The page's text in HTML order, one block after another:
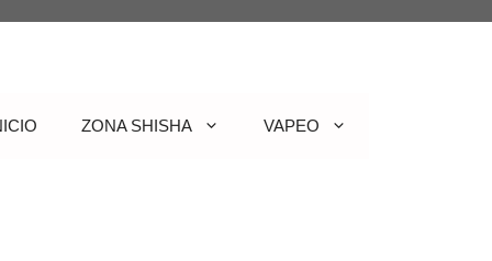
ZONA SHISHA VAPEO